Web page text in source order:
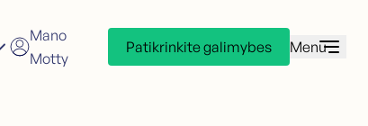
Mano
Motty
Patikrinkite galimybes Menu